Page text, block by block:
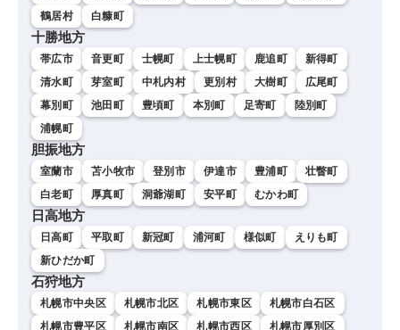
鶴居村
白糠町
十勝地方
帯広市 音更町 士幌町 上士幌町 鹿追町
新得町
清水町
芽室町 中札内村 更別村 大樹町
広尾町
幕別町
池田町 豊頃町 本別町 足寄町
陸別町
浦幌町
胆振地方
室蘭市 苫小牧市 登別市 伊達市 豊浦町
壮瞥町
白老町
厚真町 洞爺湖町 安平町 むかわ町
日高地方
日高町 平取町 新冠町 浦河町 様似町
えりも町
新ひだか町
石狩地方
札幌市中央区 札幌市北区 札幌市東区
札幌市白石区
札幌市豊平区
札幌市南区 札幌市西区 札幌市厚別区